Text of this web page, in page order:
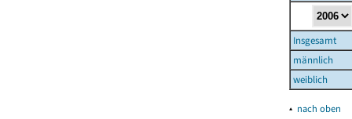
Insgesamt
männlich
weiblich
▴ nach oben